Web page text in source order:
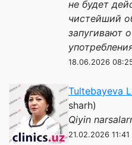
не будет
чистейший
запугивают
18.06.2026
Tultebayeva
sharh)
Qiyin
21.02.2026